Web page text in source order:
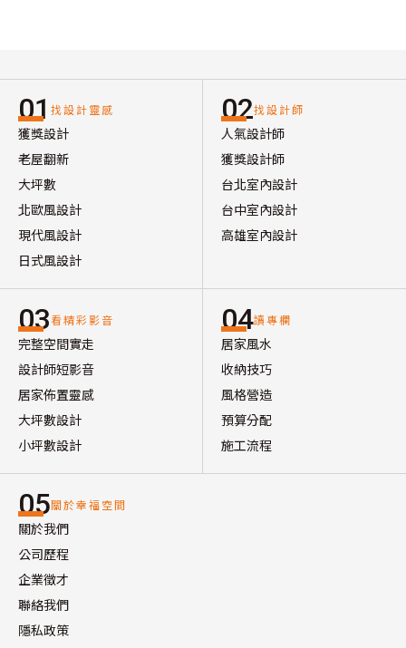
01 找設計靈感
獲獎設計
老屋翻新
大坪數
北歐風設計
現代風設計
日式風設計
02找設計師
人氣設計師
獲獎設計師
台北室內設計
台中室內設計
高雄室內設計
03看精彩影音
完整空間實走
設計師短影音
居家佈置靈感
大坪數設計
小坪數設計
04讀專欄
居家風水
收納技巧
風格營造
預算分配
施工流程
05關於幸福空間
關於我們
公司歷程
企業徵才
聯絡我們
隱私政策